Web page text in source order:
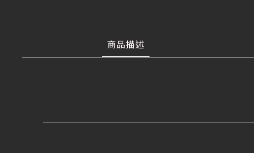
商品描述